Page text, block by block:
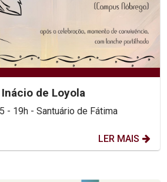
de Loyola
- 19h - Santuário de Fátima
LER MAIS